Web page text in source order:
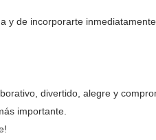
y de incorporarte inmediatamente.
divertido, alegre y
importante.